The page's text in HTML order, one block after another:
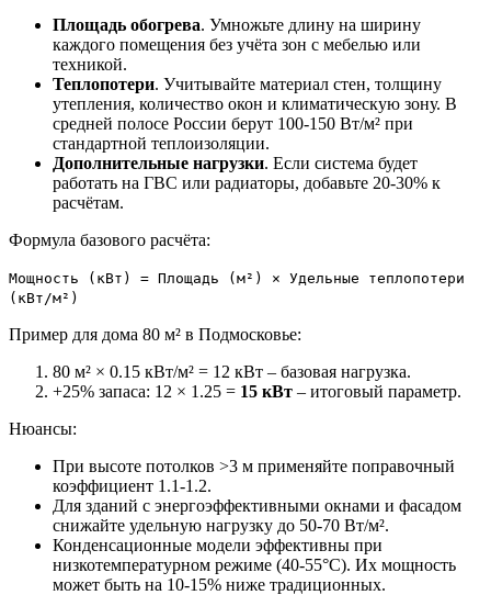
Площадь обогрева. Умножьте длину на ширину
каждого помещения без учёта зон с мебелью или
техникой.
Теплопотери. Учитывайте материал стен, толщину
утепления, количество окон и климатическую зону. В
средней полосе России берут 100-150 Вт/м² при
стандартной теплоизоляции.
Дополнительные нагрузки. Если система будет
работать на ГВС или радиаторы, добавьте 20-30% к
расчётам.
Формула базового расчёта:
Мощность (кВт) = Площадь (м²) × Удельные теплопотери
(кВт/м²)
Пример для дома 80 м² в Подмосковье:
80 м² × 0.15 кВт/м² = 12 кВт – базовая нагрузка.
+25% запаса: 12 × 1.25 = 15 кВт – итоговый параметр.
Нюансы:
При высоте потолков >3 м применяйте поправочный
коэффициент 1.1-1.2.
Для зданий с энергоэффективными окнами и фасадом
снижайте удельную нагрузку до 50-70 Вт/м².
Конденсационные модели эффективны при
низкотемпературном режиме (40-55°C). Их мощность
может быть на 10-15% ниже традиционных.